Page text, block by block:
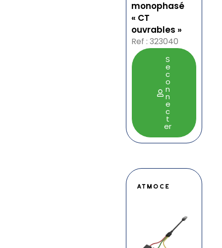
monophasé
« CT
ouvrables »
Ref : 323040
S
e
c
o
n
n
e
c
t
er